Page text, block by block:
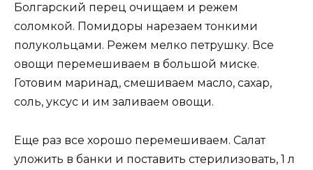
Болгарский перец очищаем и режем
соломкой. Помидоры нарезаем тонкими
полукольцами. Режем мелко петрушку. Все
овощи перемешиваем в большой миске.
Готовим маринад, смешиваем масло, сахар,
соль, уксус и им заливаем овощи.
Еще раз все хорошо перемешиваем. Салат
уложить в банки и поставить стерилизовать, 1 л